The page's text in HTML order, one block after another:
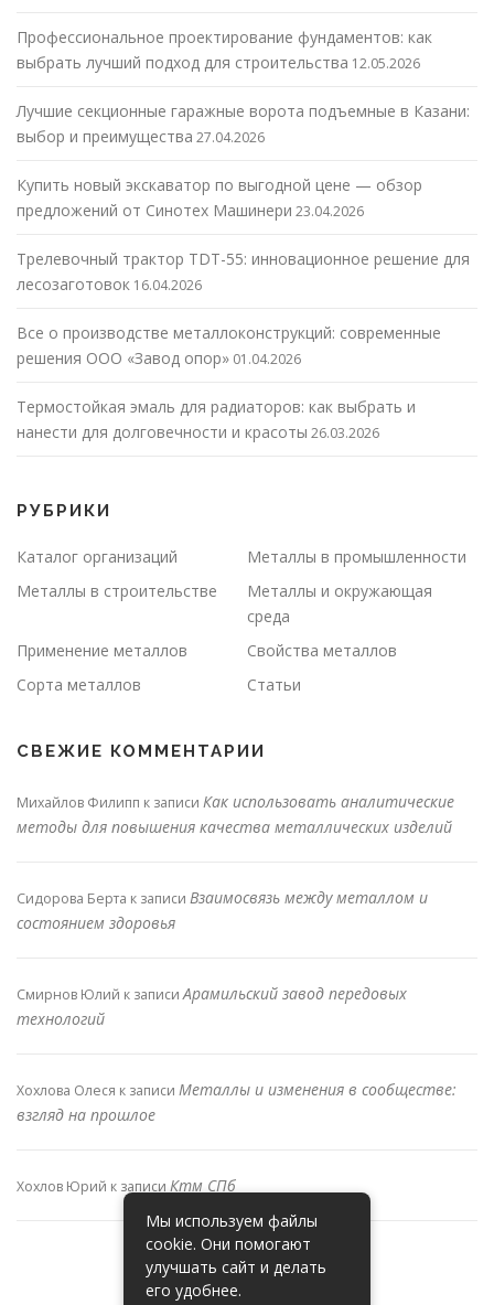
Профессиональное проектирование фундаментов: как
выбрать лучший подход для строительства 12.05.2026
Лучшие секционные гаражные ворота подъемные в Казани:
выбор и преимущества 27.04.2026
Купить новый экскаватор по выгодной цене — обзор
предложений от Синотех Машинери 23.04.2026
Трелевочный трактор TDT-55: инновационное решение для
лесозаготовок 16.04.2026
Все о производстве металлоконструкций: современные
решения ООО «Завод опор» 01.04.2026
Термостойкая эмаль для радиаторов: как выбрать и
нанести для долговечности и красоты 26.03.2026
РУБРИКИ
Каталог организаций
Металлы в промышленности
Металлы в строительстве
Металлы и окружающая
среда
Применение металлов
Свойства металлов
Сорта металлов
Статьи
СВЕЖИЕ КОММЕНТАРИИ
Михайлов Филипп к записи Как использовать аналитические
методы для повышения качества металлических изделий
Сидорова Берта к записи Взаимосвязь между металлом и
состоянием здоровья
Смирнов Юлий к записиАрамильский завод передовых
технологий
Хохлова Олеся к записи Металлы и изменения в сообществе:
взгляд на прошлое
Хохлов Юрий к записи Ктм СПб
Мы используем файлы
cookie. Они помогают
улучшать сайт и делать
его удобнее.